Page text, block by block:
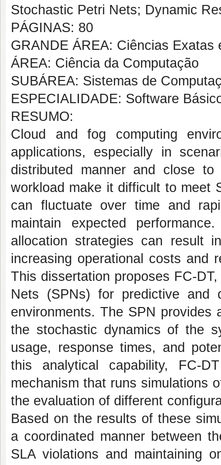
Stochastic Petri Nets; Dynamic
PÁGINAS: 80
GRANDE ÁREA: Ciências Exatas
ÁREA: Ciência da Computação
SUBÁREA: Sistemas de
ESPECIALIDADE: Software
RESUMO:
Cloud and fog computing
applications, especially in
distributed manner and close
workload make it difficult to meet
can fluctuate over time and
maintain expected
allocation strategies can result
increasing operational costs and
This dissertation proposes FC-
Nets (SPNs) for predictive and
environments. The SPN provides
the stochastic dynamics of the
usage, response times, and
this analytical capability, FC-
mechanism that runs simulations
the evaluation of different
Based on the results of these
a coordinated manner between
SLA violations and maintaining